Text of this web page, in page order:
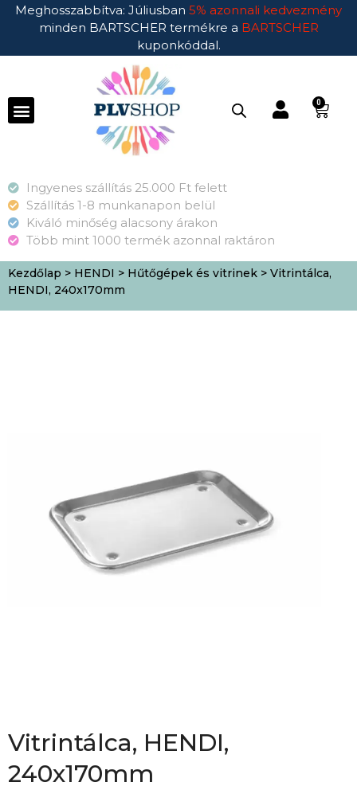
Meghosszabbítva: Júliusban 5% azonnali kedvezmény
minden BARTSCHER termékre a BARTSCHER
kuponkóddal.
0
Ingyenes szállítás 25.000 Ft felett
Szállítás 1-8 munkanapon belül
Kiváló minőség alacsony árakon
Több mint 1000 termék azonnal raktáron
Kezdőlap > HENDI > Hűtőgépek és vitrinek > Vitrintálca,
HENDI, 240x170mm
Vitrintálca, HENDI,
240x170mm